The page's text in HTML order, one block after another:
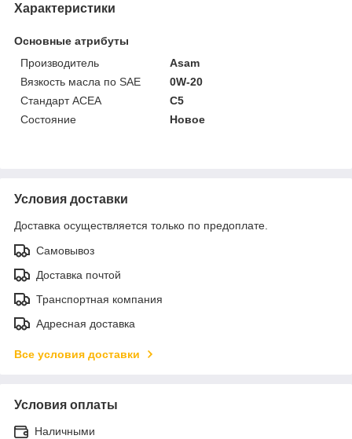
Характеристики
Основные атрибуты
Производитель
Asam
Вязкость масла по SAE
0W-20
Стандарт ACEA
C5
Состояние
Новое
Условия доставки
Доставка осуществляется только по предоплате.
Самовывоз
Доставка почтой
Транспортная компания
Адресная доставка
Все условия доставки
Условия оплаты
Наличными